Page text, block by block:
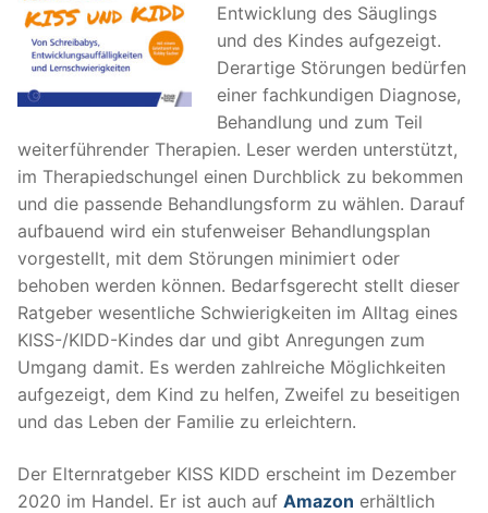
Entwicklung des Säuglings
und des Kindes aufgezeigt.
Derartige Störungen bedürfen
einer fachkundigen Diagnose,
Behandlung und zum Teil
weiterführender Therapien. Leser werden unterstützt,
im Therapiedschungel einen Durchblick zu bekommen
und die passende Behandlungsform zu wählen. Darauf
aufbauend wird ein stufenweiser Behandlungsplan
vorgestellt, mit dem Störungen minimiert oder
behoben werden können. Bedarfsgerecht stellt dieser
Ratgeber wesentliche Schwierigkeiten im Alltag eines
KISS-/KIDD-Kindes dar und gibt Anregungen zum
Umgang damit. Es werden zahlreiche Möglichkeiten
aufgezeigt, dem Kind zu helfen, Zweifel zu beseitigen
und das Leben der Familie zu erleichtern.
Der Elternratgeber KISS KIDD erscheint im Dezember
2020 im Handel. Er ist auch auf Amazon erhältlich